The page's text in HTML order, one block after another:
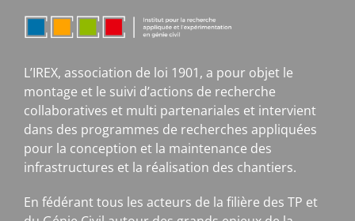
L’IREX, association de loi 1901, a pour objet le
montage et le suivi d’actions de recherche
collaboratives et multi partenariales et intervient
dans des programmes de recherches appliquées
pour la conception et la maintenance des
infrastructures et la réalisation des chantiers.
En fédérant tous les acteurs de la filière des TP et